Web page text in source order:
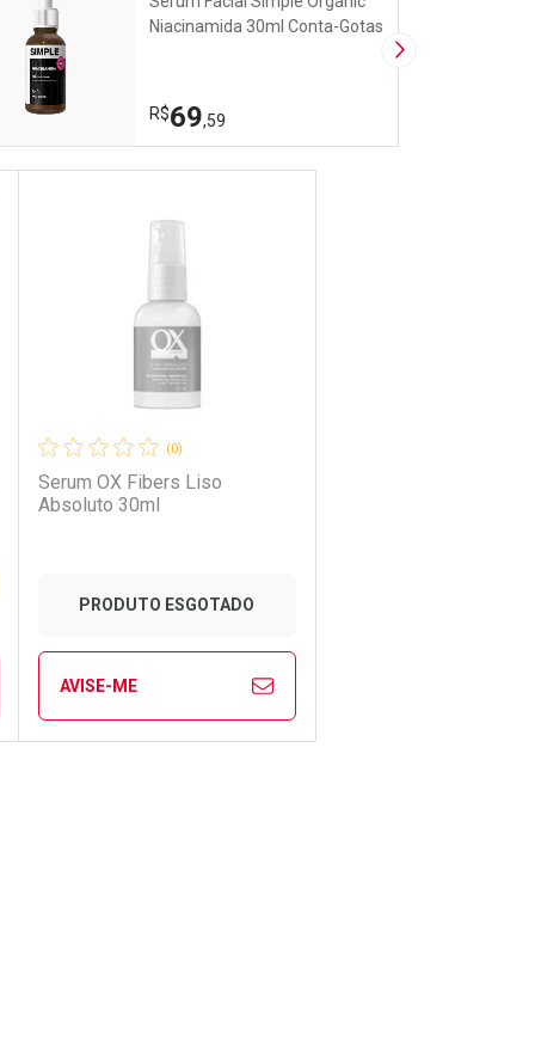
Próxima Imagem
Niacinamida 30ml Conta-Gotas
R$69,59
AOS FAVORITOS
(0)
Serum OX Fibers Liso
Absoluto 30ml
PRODUTO ESGOTADO
AVISE-ME